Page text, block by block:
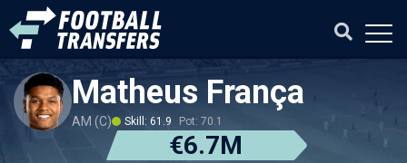
Matheus França
AM (C) Skill: 61.9 Pot: 70.1
€6.7M